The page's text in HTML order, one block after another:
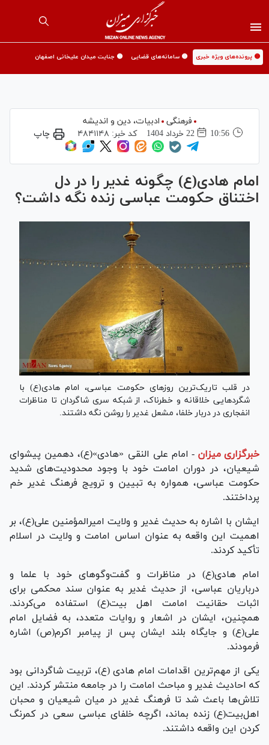
🟡 پرونده‌های ویژه خبری 🟡 سامانه‌های قضایی 🟡 جنایت میدان علیخانی اصفهان
فرهنگی
ادبیات، دین و اندیشه
10:56
22 خرداد 1404 کد خبر: ۴۸۴۱۱۴۸ چاپ
امام هادی(ع) چگونه غدیر را در دل
اختناق حکومت عباسی زنده نگه داشت؟
در قلب تاریک‌ترین روزهای حکومت عباسی، امام هادی(ع) با
شگردهایی خلاقانه و خطرناک، از شبکه سری شاگردان تا مناظرات
انفجاری در دربار خلفا، مشعل غدیر را روشن نگه داشتند.
خبرگزاری میزان - امام علی النقی «هادی»(ع)، دهمین پیشوای
شیعیان، در دوران امامت خود با وجود محدودیت‌های شدید
حکومت عباسی، همواره به تبیین و ترویج فرهنگ غدیر خم
پرداختند.
ایشان با اشاره به حدیث غدیر و ولایت امیرالمؤمنین علی(ع)، بر
اهمیت این واقعه به عنوان اساس امامت و ولایت در اسلام
تأکید کردند.
امام هادی(ع) در مناظرات و گفت‌وگوهای خود با علما و
درباریان عباسی، از حدیث غدیر به عنوان سند محکمی برای
اثبات حقانیت امامت اهل بیت(ع) استفاده می‌کردند.
همچنین، ایشان در اشعار و روایات متعدد، به فضایل امام
علی(ع) و جایگاه بلند ایشان پس از پیامبر اکرم(ص) اشاره
فرمودند.
یکی از مهم‌ترین اقدامات امام هادی (ع)، تربیت شاگردانی بود
که احادیث غدیر و مباحث امامت را در جامعه منتشر کردند. این
تلاش‌ها باعث شد تا فرهنگ غدیر در میان شیعیان و محبان
اهل‌بیت(ع) زنده بماند، اگرچه خلفای عباسی سعی در کمرنگ
کردن این واقعه داشتند.